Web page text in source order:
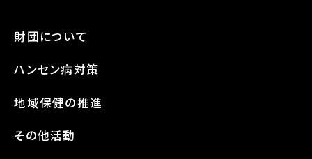
財団について
ハンセン病対策
地域保健の推進
その他活動